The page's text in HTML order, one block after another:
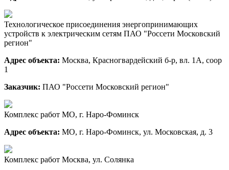
Технологическое присоединения энергопринимающих
устройств к электрическим сетям ПАО "Россети Московский
регион"
Адрес объекта: Москва, Красногвардейский б-р, вл. 1А, соор
1
Заказчик: ПАО "Россети Московский регион"
Комплекс работ МО, г. Наро-Фоминск
Адрес объекта: МО, г. Наро-Фоминск, ул. Московская, д. 3
Комплекс работ Москва, ул. Солянка